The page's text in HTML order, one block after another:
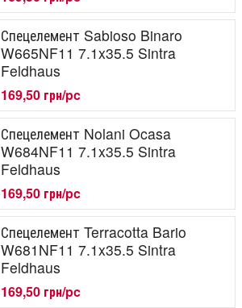
Спецелемент Sabioso Binaro
W665NF11 7.1x35.5 Sintra
Feldhaus
169,50 грн/pc
Спецелемент Nolani Ocasa
W684NF11 7.1x35.5 Sintra
Feldhaus
169,50 грн/pc
Спецелемент Terracotta Bario
W681NF11 7.1x35.5 Sintra
Feldhaus
169,50 грн/pc